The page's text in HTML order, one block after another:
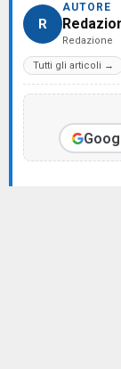
R
AUTORE
Redazione
Tutti gli articoli →